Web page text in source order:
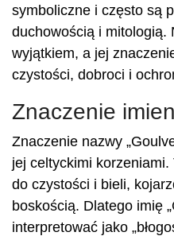
symboliczne i często są
duchowością i mitologią.
wyjątkiem, a jej
czystości, dobroci i
Znaczenie
Znaczenie nazwy
jej celtyckimi korzeniami.
do czystości i bieli,
boskością. Dlatego imię
interpretować jako